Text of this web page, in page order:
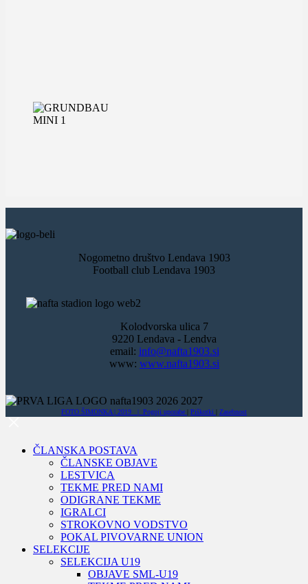
Nogometno društvo Lendava 1903
Football club Lendava 1903
Kolodvorska ulica 7
9220 Lendava - Lendva
email: info@nafta1903.si
www: www.nafta1903.si
FOTO ŠIMONKA | 2019 | Pogoji uporabe Piškotki Zasebnost
ČLANSKA POSTAVA
ČLANSKE OBJAVE
LESTVICA
TEKME PRED NAMI
ODIGRANE TEKME
IGRALCI
STROKOVNO VODSTVO
POKAL PIVOVARNE UNION
SELEKCIJE
SELEKCIJA U19
OBJAVE SML-U19